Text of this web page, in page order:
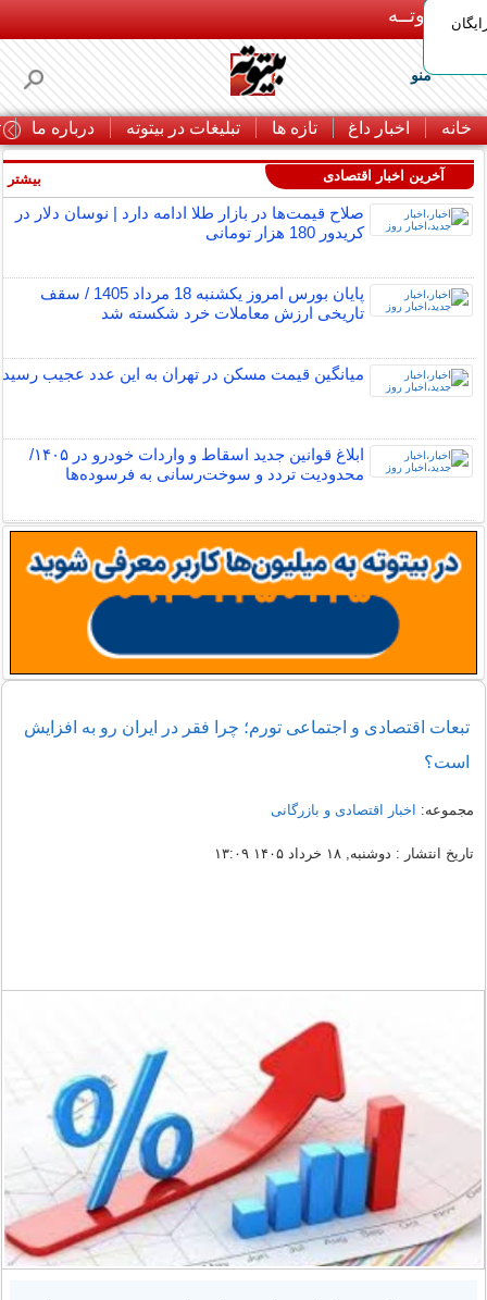
بـیتوتــه
منو
خانه اخبار داغ تازه ها تبلیغات در بیتوته درباره ما
آخرین اخبار اقتصادی
صلاح قیمت‌ها در بازار طلا ادامه دارد | نوسان دلار در
کریدور 180 هزار تومانی
پایان بورس امروز یکشنبه 18 مرداد 1405 / سقف
تاریخی ارزش معاملات خرد شکسته شد
میانگین قیمت مسکن در تهران به این عدد عجیب رسید
ابلاغ قوانین جدید اسقاط و واردات خودرو در ۱۴۰۵/
محدودیت تردد و سوخت‌رسانی به فرسوده‌ها
بیشتر
تبعات اقتصادی و اجتماعی تورم؛ چرا فقر در ایران رو به افزایش
است؟
مجموعه: اخبار اقتصادی و بازرگانی
تاریخ انتشار : دوشنبه, ۱۸ خرداد ۱۴۰۵ ۱۳:۰۹